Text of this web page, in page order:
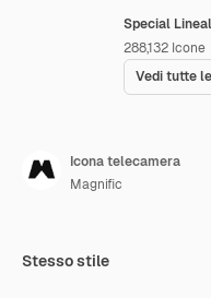
Special Lineal
288,132 Icone
Vedi tutte
Icona telecamera
Magnific
Stesso stile